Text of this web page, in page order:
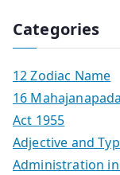
Categories
12 Zodiac Name
16
Act 1955
Adjective and
Administration